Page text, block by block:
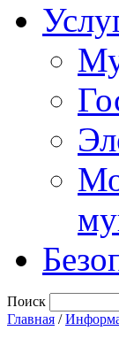
Поиск
Главная /